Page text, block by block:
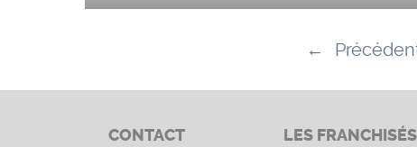
←
CONTACT LES FRANCHISÉS